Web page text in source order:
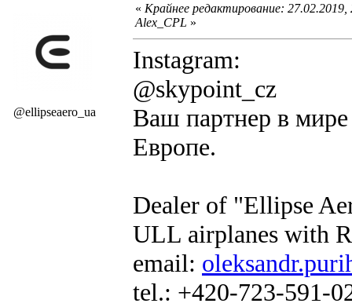
@ellipseaero_ua
« Крайнее редактирование:
Alex_CPL »
Instagram:
@skypoint_cz
Ваш партнер в
Европе.
Dealer of "Ellipse
ULL airplanes with
email:
tel.: +420-723-591-